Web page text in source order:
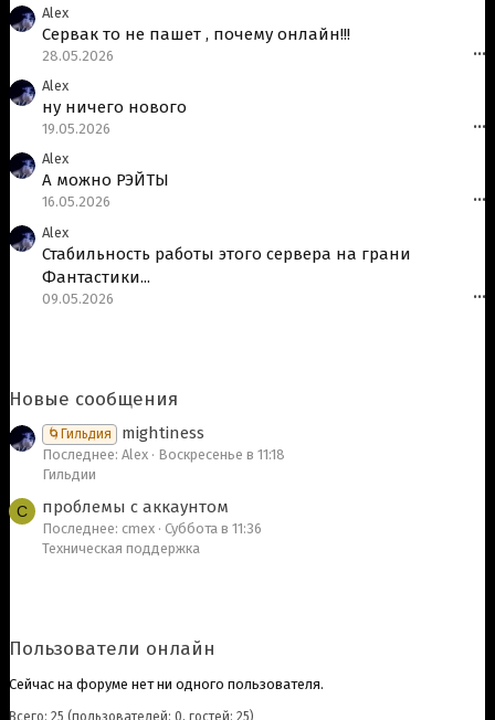
Alex
Сервак то не пашет , почему онлайн!!!
28.05.2026 •••
Alex
ну ничего нового
19.05.2026 •••
Alex
А можно РЭЙТЫ
16.05.2026 •••
Alex
Стабильность работы этого сервера на грани
Фантастики...
09.05.2026 •••
Новые сообщения
🌀Гильдия mightiness
Последнее: Alex
Воскресенье в 11:18
Гильдии
C проблемы с аккаунтом
Последнее: cmex
Суббота в 11:36
Техническая поддержка
Пользователи онлайн
Сейчас на форуме нет ни одного пользователя.
Всего: 25 (пользователей: 0, гостей: 25)